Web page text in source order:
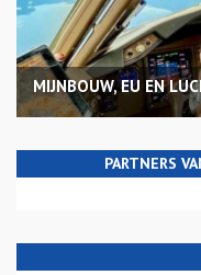
MIJNBOUW, EU EN
PARTNERS